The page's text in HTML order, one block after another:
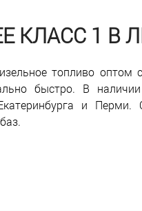
КЛАСС 1 В
топливо оптом
быстро. В
и